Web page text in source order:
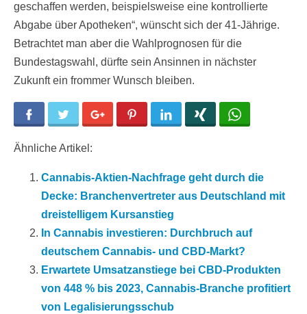
geschaffen werden, beispielsweise eine kontrollierte
Abgabe über Apotheken“, wünscht sich der 41-Jährige.
Betrachtet man aber die Wahlprognosen für die
Bundestagswahl, dürfte sein Ansinnen in nächster
Zukunft ein frommer Wunsch bleiben.
Facebook Twitter Google+ Pinterest LinkedIn
Ähnliche Artikel:
Cannabis-Aktien-Nachfrage geht durch die
Decke: Branchenvertreter aus Deutschland mit
dreistelligem Kursanstieg
In Cannabis investieren: Durchbruch auf
deutschem Cannabis- und CBD-Markt?
Erwartete Umsatzanstiege bei CBD-Produkten
von 448 % bis 2023, Cannabis-Branche profitiert
von Legalisierungsschub